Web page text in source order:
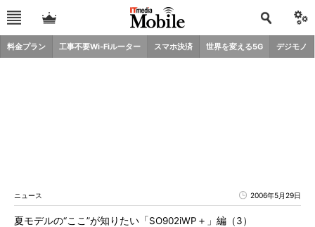
料金プラン 工事不要Wi-Fiルーター スマホ決済 世界を変える5G デジモノ
ニュース 2006年5月29日
夏モデルの“ここ”が知りたい「SO902iWP＋」編（3）